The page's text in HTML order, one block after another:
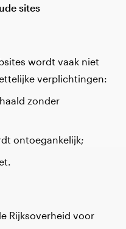
sites
wordt vaak niet
verplichtingen:
zonder
ontoegankelijk;
Rijksoverheid voor